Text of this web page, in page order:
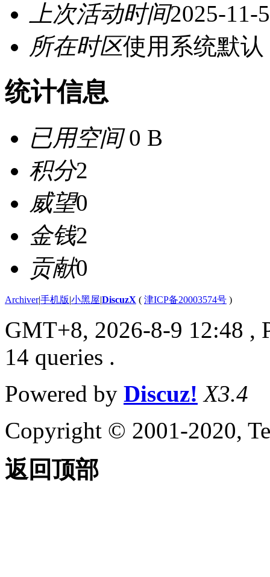
上次活动时间2025-11-
所在时区使用系统默认
统计信息
已用空间0 B
积分2
威望0
金钱2
贡献0
Archiver|手机版|小黑屋|DiscuzX ( 津ICP备20003574号 )
GMT+8, 2026-8-9 12:48 ,
14 queries .
Powered by Discuz! X3.4
Copyright © 2001-2020,
返回顶部